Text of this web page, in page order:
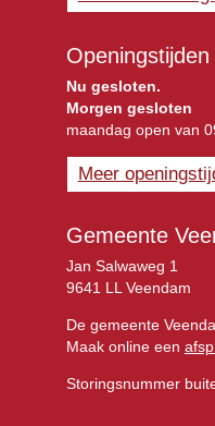
Nu gesloten.
Morgen gesloten
maandag open van
Meer
Gemeente
Jan Salwaweg 1
9641 LL Veendam
De gemeente
Maak online een
Storingsnummer